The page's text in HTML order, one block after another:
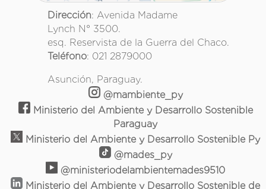
Dirección: Avenida Madame
Lynch N° 3500.
esq. Reservista de la Guerra del Chaco.
Teléfono: 021 2879000
Asunción, Paraguay.
@mambiente_py
Ministerio del Ambiente y Desarrollo Sostenible
Paraguay
Ministerio del Ambiente y Desarrollo Sostenible Py
@mades_py
@ministeriodelambientemades9510
Ministerio del Ambiente y Desarrollo Sostenible de